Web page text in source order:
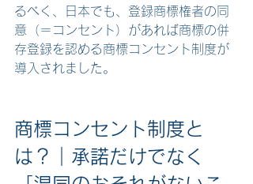
るべく、日本でも、登録商標権者の同
意（＝コンセント）があれば商標の併
存登録を認める商標コンセント制度が
導入されました。
商標コンセント制度と
は？
｜承諾だけでなく